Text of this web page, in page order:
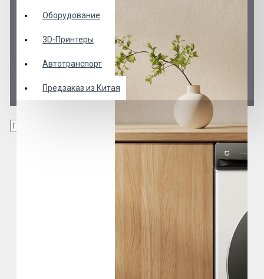
Оборудование
3D-Принтеры
Автотранспорт
Предзаказ из Китая